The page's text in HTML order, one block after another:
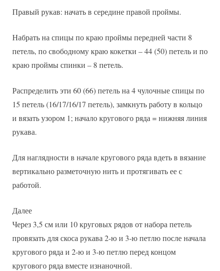
Правый рукав: начать в середине правой проймы.
Набрать на спицы по краю проймы передней части 8
петель, по свободному краю кокетки – 44 (50) петель и по
краю проймы спинки – 8 петель.
Распределить эти 60 (66) петель на 4 чулочные спицы по
15 петель (16/17/16/17 петель), замкнуть работу в кольцо
и вязать узором 1; начало кругового ряда = нижняя линия
рукава.
Для наглядности в начале кругового ряда вдеть в вязание
вертикально разметочную нить и протягивать ее с
работой.
Далее
Через 3,5 см или 10 круговых рядов от набора петель
провязать для скоса рукава 2-ю и 3-ю петлю после начала
кругового ряда и 2-ю и 3-ю петлю перед концом
кругового ряда вместе изнаночной.